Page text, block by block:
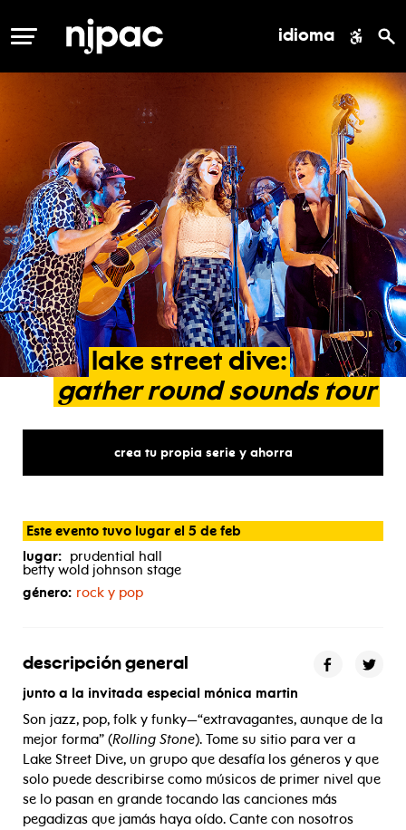
MENÚ idioma
lake street dive:
gather round sounds tour
crea tu propia serie y ahorra
Este evento tuvo lugar el 5 de feb
lugar: prudential hall
betty wold johnson stage
género: rock y pop
descripción general
junto a la invitada especial mónica martin
Son jazz, pop, folk y funky—“extravagantes, aunque de la
mejor forma” (Rolling Stone). Tome su sitio para ver a
Lake Street Dive, un grupo que desafía los géneros y que
solo puede describirse como músicos de primer nivel que
se lo pasan en grande tocando las canciones más
pegadizas que jamás haya oído. Cante con nosotros